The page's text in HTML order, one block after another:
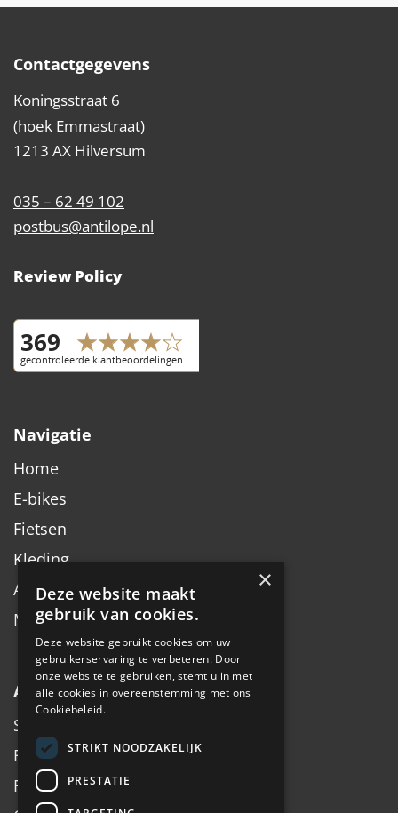
Contactgegevens
Koningsstraat 6
(hoek Emmastraat)
1213 AX Hilversum
035 – 62 49 102
postbus@antilope.nl
Review Policy
Navigatie
Home
E-bikes
Fietsen
Kleding
Accessoires
Merken
Algemeen
Service
Fiets inruilen
Fietsadvies op maat
×
Deze website maakt
gebruik van cookies.
Deze website gebruikt cookies om uw
gebruikerservaring te verbeteren. Door
onze website te gebruiken, stemt u in met
alle cookies in overeenstemming met ons
Cookiebeleid.
STRIKT NOODZAKELIJK
PRESTATIE